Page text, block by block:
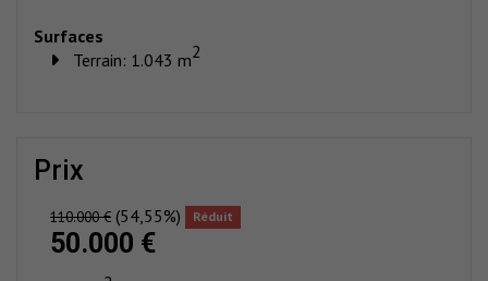
Surfaces
Terrain: 1.043 m2
prix
110.000 € (54,55%) Réduit
50.000 €